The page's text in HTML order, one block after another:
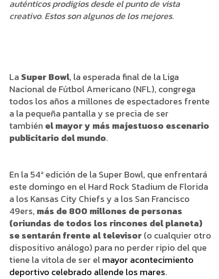
auténticos prodigios desde el punto de vista
creativo. Estos son algunos de los mejores.
La Super Bowl, la esperada final de la Liga
Nacional de Fútbol Americano (NFL), congrega
todos los años a millones de espectadores frente
a la pequeña pantalla y se precia de ser
también el mayor y más majestuoso escenario
publicitario del mundo.
En la 54ª edición de la Super Bowl, que enfrentará
este domingo en el Hard Rock Stadium de Florida
a los Kansas City Chiefs y a los San Francisco
49ers, más de 800 millones de personas
(oriundas de todos los rincones del planeta)
se sentarán frente al televisor(o cualquier otro
dispositivo análogo) para no perder ripio del que
tiene la vitola de ser elmayor acontecimiento
deportivo celebrado allende los mares.